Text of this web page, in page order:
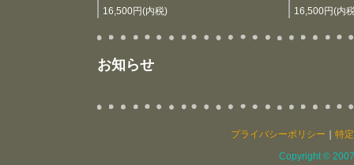
16,500円(内税) 16,500円(内
お知らせ
プライバシーポリシー
特
Copyright ©